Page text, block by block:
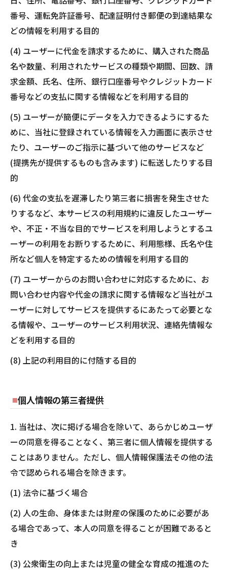
番号、運転免許証番号、配達証明付き郵便の到達結果な
どの情報を利用する目的
(4) ユーザーに代金を請求するために、購入された商品
名や数量、利用されたサービスの種類や期間、回数、請
求金額、氏名、住所、銀行口座番号やクレジットカード
番号などの支払に関する情報などを利用する目的
(5) ユーザーが簡便にデータを入力できるようにするた
めに、当社に登録されている情報を入力画面に表示させ
たり、ユーザーのご指示に基づいて他のサービスなど
(提携先が提供するものも含みます) に転送したりする目
的
(6) 代金の支払を遅滞したり第三者に損害を発生させた
りするなど、本サービスの利用規約に違反したユーザー
や、不正・不当な目的でサービスを利用しようとするユ
ーザーの利用をお断りするために、利用態様、氏名や住
所など個人を特定するための情報を利用する目的
(7) ユーザーからのお問い合わせに対応するために、お
問い合わせ内容や代金の請求に関する情報など当社がユ
ーザーに対してサービスを提供するにあたって必要とな
る情報や、ユーザーのサービス利用状況、連絡先情報な
どを利用する目的
(8) 上記の利用目的に付随する目的
個人情報の第三者提供
1. 当社は、次に掲げる場合を除いて、あらかじめユーザ
ーの同意を得ることなく、第三者に個人情報を提供する
ことはありません。ただし、個人情報保護法その他の法
令で認められる場合を除きます。
(1) 法令に基づく場合
(2) 人の生命、身体または財産の保護のために必要があ
る場合であって、本人の同意を得ることが困難であると
き
(3) 公衆衛生の向上または児童の健全な育成の推進のた